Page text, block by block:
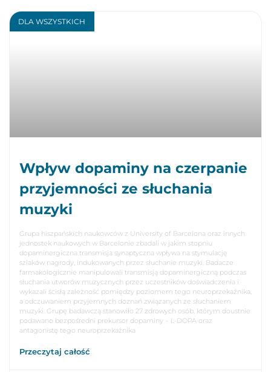
DLA WSZYSTKICH
Wpływ dopaminy na czerpanie
przyjemności ze słuchania
muzyki
Grupa hiszpańskich naukowców z University of Barcelona oraz innych
jednostek naukowych w Barcelonie zbadali w jakim stopniu
dopaminergiczna transmisja synaptyczna wpływa na stymulację
szlaków nagrody, indukowanych przez słuchanie muzyki. Badacze
farmakologicznie manipulowali transmisją dopaminergiczną podczas
słuchania utworów muzycznych przez uczestników doświadczenia i
wykazali ścisłą zależność pomiędzy poziomem tego neuroprzekaźnika,
a odczuwaniem przyjemnych doznań związanych ze słuchaniem
muzyki. Grupę badawczą stanowiło 27 zdrowych osób, którym doustnie
podawano bezpośredni prekursor dopaminy – L-DOPA oraz
antagonistę tego neuroprzekaźnika
Przeczytaj całość